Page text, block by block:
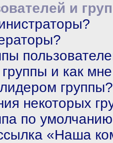
и
и как
группы?
некоторых
по
«Наша